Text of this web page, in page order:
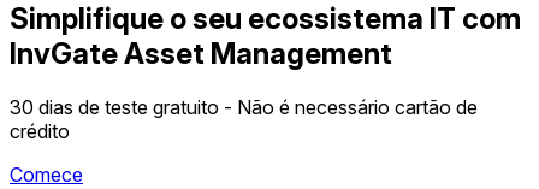
Simplifique o seu ecossistema IT com
InvGate Asset Management
30 dias de teste gratuito - Não é necessário cartão de
crédito
Comece